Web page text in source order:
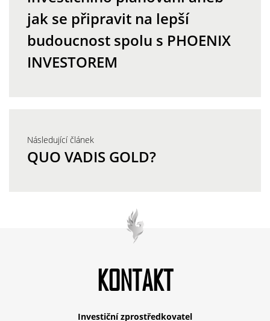
jak se připravit na lepší
budoucnost spolu s PHOENIX
INVESTOREM
Následující článek
QUO VADIS GOLD?
KONTAKT
Investiční zprostředkovatel